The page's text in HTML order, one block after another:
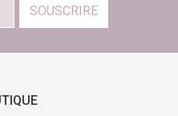
SOUSCRIRE